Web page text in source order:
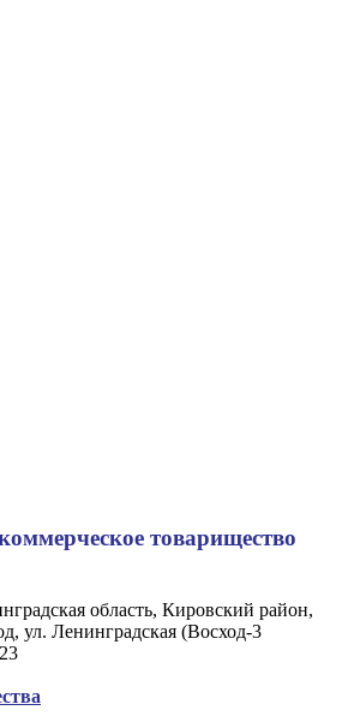
товарищество
область, Кировский район,
ул. Ленинградская (Восход-3